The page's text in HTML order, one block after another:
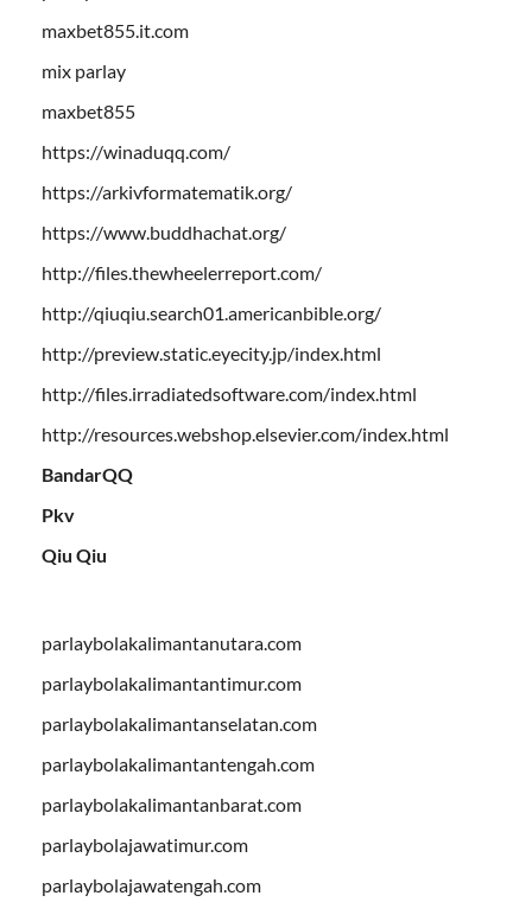
maxbet855.it.com
mix parlay
maxbet855
https://winaduqq.com/
https://arkivformatematik.org/
https://www.buddhachat.org/
http://files.thewheelerreport.com/
http://qiuqiu.search01.americanbible.org/
http://preview.static.eyecity.jp/index.html
http://files.irradiatedsoftware.com/index.html
http://resources.webshop.elsevier.com/index.html
BandarQQ
Pkv
Qiu Qiu
parlaybolakalimantanutara.com
parlaybolakalimantantimur.com
parlaybolakalimantanselatan.com
parlaybolakalimantantengah.com
parlaybolakalimantanbarat.com
parlaybolajawatimur.com
parlaybolajawatengah.com